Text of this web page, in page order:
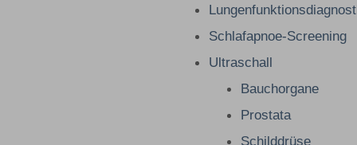
Schlafapnoe-Screening
Ultraschall
Bauchorgane
Prostata
Schilddrüse